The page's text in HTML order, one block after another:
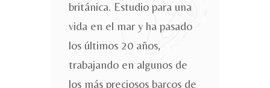
británica. Estudio para una
vida en el mar y ha pasado
los últimos 20 años,
trabajando en algunos de
los más preciosos barcos de